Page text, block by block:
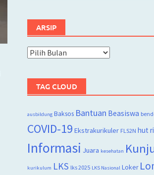
ARSIP
Arsip
TAG CLOUD
ausbildung Baksos Bantuan Beasiswa
COVID-19 Ekstrakurikuler FLS2N hut ri
Informasi Juara kesehatan
kurikulum LKS lks 2025 LKS Nasional Loker